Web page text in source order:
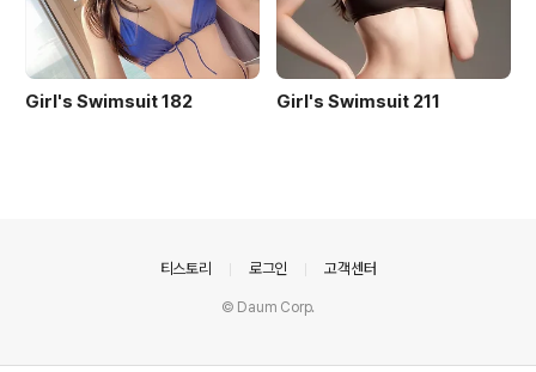
Girl's Swimsuit 182 Girl's Swimsuit 211
티스토리 로그인 고객센터
© Daum Corp.